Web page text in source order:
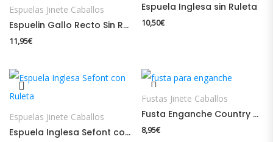
Espuelas Jinete Caballos
Espuelin Gallo Recto Sin Ruleta
11,95€
Espuela Inglesa sin Ruleta
10,50€
Espuelas Jinete Caballos
Espuela Inglesa Sefont con Ruleta
Fustas Jinete Caballos
Fusta Enganche Country Negro
8,95€